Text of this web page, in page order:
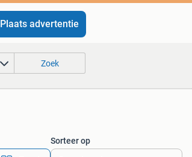
Plaats advertentie
Zoek
Sorteer op